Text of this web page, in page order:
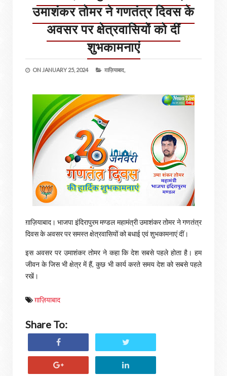
उमाशंकर तोमर ने गणतंत्र दिवस के
अवसर पर क्षेत्रवासियों को दीं
शुभकामनाएं
ON JANUARY 25, 2024 ग़ाज़ियाबाद,
ग़ाज़ियाबाद। भाजपा इंदिरापुरम मण्डल महामंत्री उमाशंकर तोमर ने गणतंत्र
दिवस के अवसर पर समस्त क्षेत्रवासियों को बधाई एवं शुभकामनाएं दीं।
इस अवसर पर उमाशंकर तोमर ने कहा कि देश सबसे पहले होता है। हम
जीवन के जिस भी क्षेत्र में हैं, कुछ भी कार्य करते समय देश को सबसे पहले
रखें।
ग़ाज़ियाबाद
Share To: